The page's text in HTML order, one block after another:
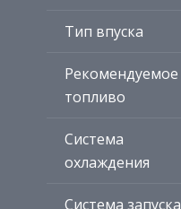
Тип впуска
Рекомендуемое
топливо
Система
охлаждения
Система запуска